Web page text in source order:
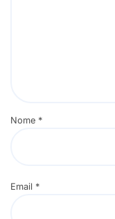
Nome *
Email *